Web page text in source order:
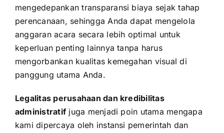
mengedepankan transparansi biaya sejak tahap
perencanaan, sehingga Anda dapat mengelola
anggaran acara secara lebih optimal untuk
keperluan penting lainnya tanpa harus
mengorbankan kualitas kemegahan visual di
panggung utama Anda.
Legalitas perusahaan dan kredibilitas
administratifjuga menjadi poin utama mengapa
kami dipercaya oleh instansi pemerintah dan